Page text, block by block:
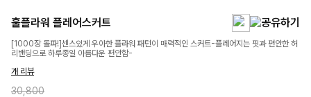
훌플라워 플레어스커트
[1000장 돌파!]센스있게 우아한 플라워 패턴이 매력적인 스커트-플레어지는 핏과 편안한 허
리밴딩으로 하루종일 아름다운 편안함-
개 리뷰
30,800